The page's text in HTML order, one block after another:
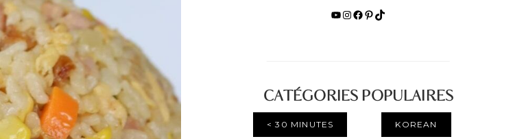
YouTube
Instagram
Facebook
Pinterest
TikTok
CATÉGORIES POPULAIRES
< 30 MINUTES KOREAN